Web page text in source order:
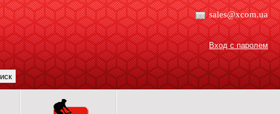
sales@xcom.ua
Вход с паролем